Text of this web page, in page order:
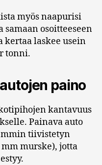
myös naapurisi
osoitteeseen
kertaa laskee usein
tonni.
paino
kantavuus
Painava auto
tiivistetyn
murske), jotta